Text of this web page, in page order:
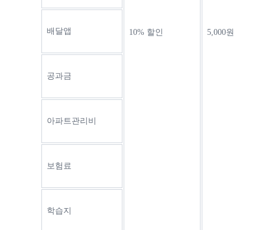
10% 할인 5,000원
배달앱
공과금
아파트관리비
보험료
학습지